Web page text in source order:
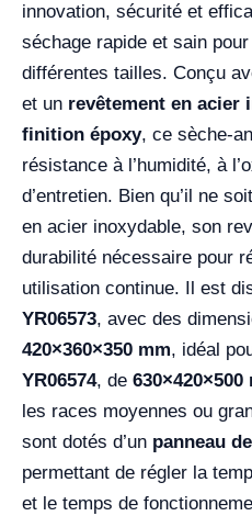
innovation, sécurité et
séchage rapide et sain
différentes tailles. Conçu
et un revêtement en acier
finition époxy, ce sèche-
résistance à l’humidité, à
d’entretien. Bien qu’il ne
en acier inoxydable, son
durabilité nécessaire pour
utilisation continue. Il est
YR06573, avec des
420×360×350 mm, idéal
YR06574, de 630×420×500
les races moyennes ou
sont dotés d’un panneau
permettant de régler la
et le temps de